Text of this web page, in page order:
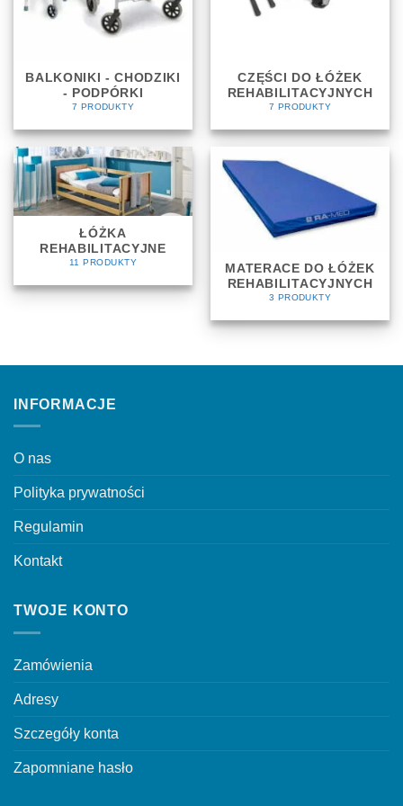
BALKONIKI - CHODZIKI
- PODPÓRKI
7 PRODUKTY
CZĘŚCI DO ŁÓŻEK
REHABILITACYJNYCH
7 PRODUKTY
ŁÓŻKA
REHABILITACYJNE
11 PRODUKTY
MATERACE DO ŁÓŻEK
REHABILITACYJNYCH
3 PRODUKTY
INFORMACJE
O nas
Polityka prywatności
Regulamin
Kontakt
TWOJE KONTO
Zamówienia
Adresy
Szczegóły konta
Zapomniane hasło